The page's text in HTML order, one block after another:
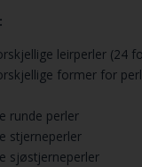
leirperler (24
former for
runde perler
stjerneperler
sjøstjerneperler